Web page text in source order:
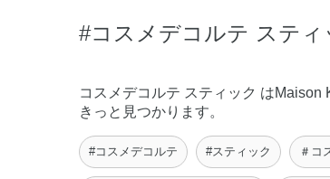
#コスメデコルテ ステ
コスメデコルテ スティック は
きっと見つかります。
#コスメデコルテ #スティック ＃コ